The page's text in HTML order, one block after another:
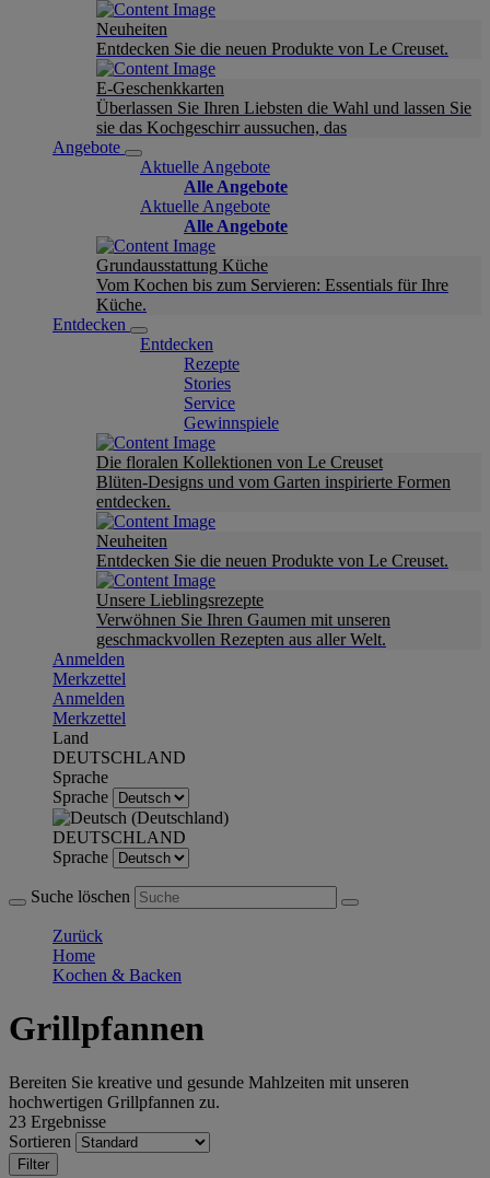
Neuheiten
Entdecken Sie die neuen Produkte von Le Creuset.
E-Geschenkkarten
Überlassen Sie Ihren Liebsten die Wahl und lassen Sie
sie das Kochgeschirr aussuchen, das
Angebote
Aktuelle Angebote
Alle Angebote
Aktuelle Angebote
Alle Angebote
Grundausstattung Küche
Vom Kochen bis zum Servieren: Essentials für Ihre
Küche.
Entdecken
Entdecken
Rezepte
Stories
Service
Gewinnspiele
Die floralen Kollektionen von Le Creuset
Blüten-Designs und vom Garten inspirierte Formen
entdecken.
Neuheiten
Entdecken Sie die neuen Produkte von Le Creuset.
Unsere Lieblingsrezepte
Verwöhnen Sie Ihren Gaumen mit unseren
geschmackvollen Rezepten aus aller Welt.
Anmelden
Merkzettel
Anmelden
Merkzettel
Land
DEUTSCHLAND
Sprache
Sprache
DEUTSCHLAND
Sprache
Suche löschen
Zurück
Home
Kochen & Backen
Grillpfannen
Bereiten Sie kreative und gesunde Mahlzeiten mit unseren
hochwertigen Grillpfannen zu.
23 Ergebnisse
Sortieren
Filter